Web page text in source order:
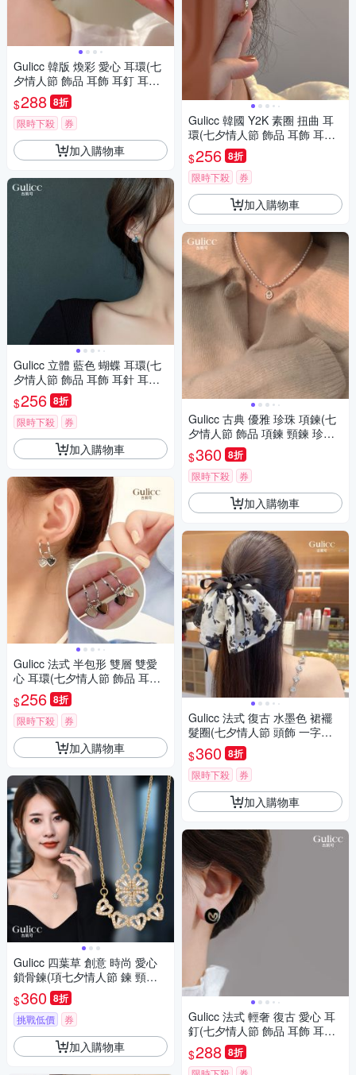
Gulicc 韓版 煥彩 愛心 耳環(七
夕情人節 飾品 耳飾 耳釘 耳扣
耳環 生日禮物 )
$288 8折
限時下殺 券
加入購物車
Gulicc 立體 藍色 蝴蝶 耳環(七
夕情人節 飾品 耳飾 耳針 耳釘
耳環 生日禮物 )
$256 8折
限時下殺 券
加入購物車
Gulicc 法式 半包形 雙層 雙愛
心 耳環(七夕情人節 飾品 耳飾
耳針 耳釘 耳環 生日禮物 )
$256 8折
限時下殺 券
加入購物車
Gulicc 四葉草 創意 時尚 愛心
鎖骨鍊(項七夕情人節 鍊 頸鍊
鎖骨鍊 韓系 飾品 生日禮物 )
$360 8折
挑戰低價 券
加入購物車
Gulicc 韓國 Y2K 素圈 扭曲 耳
環(七夕情人節 飾品 耳飾 耳針
耳釘 耳環 生日禮物 )
$256 8折
限時下殺 券
加入購物車
Gulicc 古典 優雅 珍珠 項鍊(七
夕情人節 飾品 項鍊 頸鍊 珍珠
鎖骨鍊 生日禮物 )
$360 8折
限時下殺 券
加入購物車
Gulicc 法式 復古 水墨色 裙襬
髮圈(七夕情人節 頭飾 一字夾
瀏海夾 側邊夾 聖誕 禮物 主題
穿搭)
$360 8折
限時下殺 券
加入購物車
Gulicc 法式 輕奢 復古 愛心 耳
釘(七夕情人節 飾品 耳飾 耳釘
耳扣 耳環 生日禮物 )
$288 8折